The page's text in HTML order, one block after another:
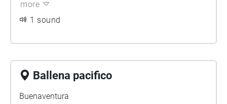
more
1 sound
Ballena pacifico
Buenaventura